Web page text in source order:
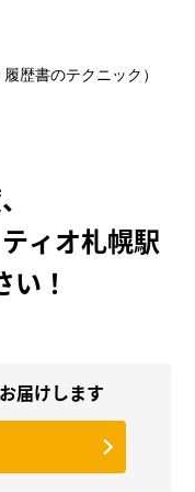
歴書のテクニック）
ィオ札幌駅
！
お届けします